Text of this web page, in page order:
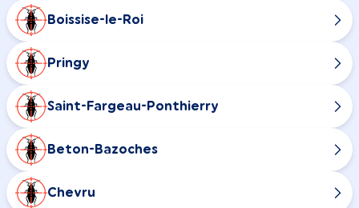
Boissise-le-Roi
Pringy
Saint-Fargeau-Ponthierry
Beton-Bazoches
Chevru